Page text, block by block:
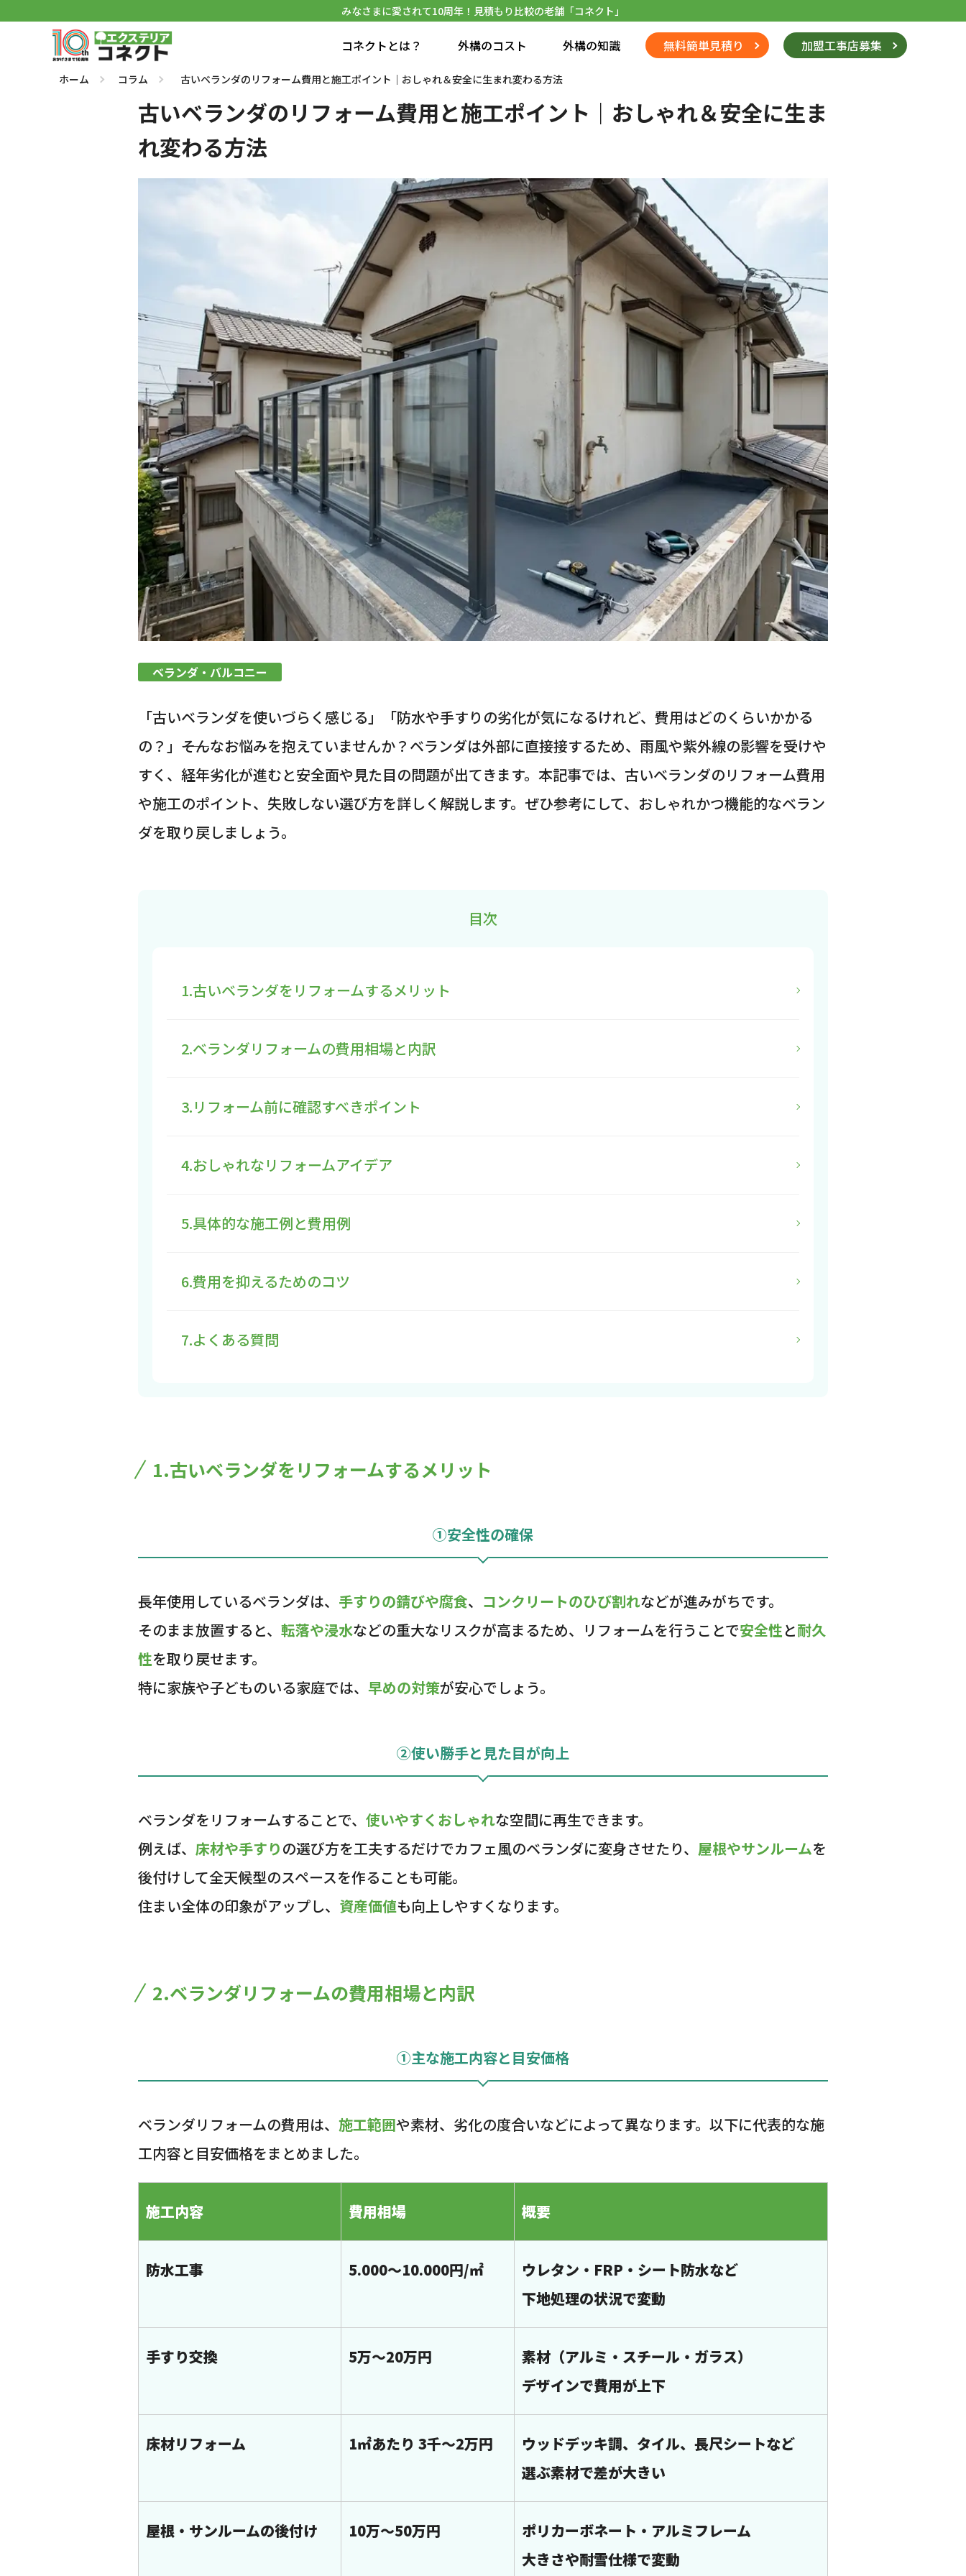
みなさまに愛されて10周年！見積もり比較の老舗「コネクト」
コネクトとは？ 外構のコスト 外構の知識 無料簡単見積り 加盟工事店募集
ホーム コラム 古いベランダのリフォーム費用と施工ポイント｜おしゃれ＆安全に生まれ変わる方法
古いベランダのリフォーム費用と施工ポイント｜おしゃれ＆安全に生ま
れ変わる方法
ベランダ・バルコニー
「古いベランダを使いづらく感じる」「防水や手すりの劣化が気になるけれど、費用はどのくらいかかる
の？」――そんなお悩みを抱えていませんか？ベランダは外部に直接接するため、雨風や紫外線の影響を受けや
すく、経年劣化が進むと安全面や見た目の問題が出てきます。本記事では、古いベランダのリフォーム費用
や施工のポイント、失敗しない選び方を詳しく解説します。ぜひ参考にして、おしゃれかつ機能的なベラン
ダを取り戻しましょう。
目次
1.古いベランダをリフォームするメリット
2.ベランダリフォームの費用相場と内訳
3.リフォーム前に確認すべきポイント
4.おしゃれなリフォームアイデア
5.具体的な施工例と費用例
6.費用を抑えるためのコツ
7.よくある質問
1.古いベランダをリフォームするメリット
①安全性の確保
長年使用しているベランダは、 手すりの錆びや腐食、 コンクリートのひび割れなどが進みがちです。
そのまま放置すると、 転落や浸水などの重大なリスクが高まるため、リフォームを行うことで安全性と耐久
性を取り戻せます。
特に家族や子どものいる家庭では、 早めの対策が安心でしょう。
②使い勝手と見た目が向上
ベランダをリフォームすることで、 使いやすくおしゃれな空間に再生できます。
例えば、 床材や手すりの選び方を工夫するだけでカフェ風のベランダに変身させたり、 屋根やサンルームを
後付けして全天候型のスペースを作ることも可能。
住まい全体の印象がアップし、 資産価値も向上しやすくなります。
2.ベランダリフォームの費用相場と内訳
①主な施工内容と目安価格
ベランダリフォームの費用は、 施工範囲や素材、劣化の度合いなどによって異なります。以下に代表的な施
工内容と目安価格をまとめました。
施工内容 費用相場 概要
防水工事 5.000～10.000円/㎡
ウレタン・FRP・シート防水など
下地処理の状況で変動
手すり交換 5万～20万円
素材（アルミ・スチール・ガラス）
デザインで費用が上下
床材リフォーム 1㎡あたり 3千～2万円
ウッドデッキ調、タイル、長尺シートなど
選ぶ素材で差が大きい
屋根・サンルームの後付け 10万～50万円
ポリカーボネート・アルミフレーム
大きさや耐雪仕様で変動